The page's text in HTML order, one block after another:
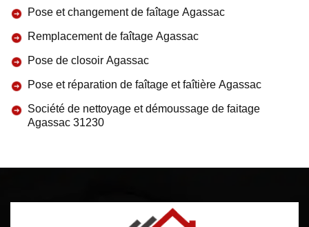
Pose et changement de faîtage Agassac
Remplacement de faîtage Agassac
Pose de closoir Agassac
Pose et réparation de faîtage et faîtière Agassac
Société de nettoyage et démoussage de faitage
Agassac 31230